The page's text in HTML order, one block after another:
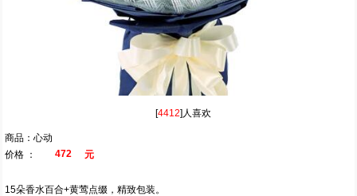
[4412]人喜欢
商品：心动
价格 ：
472 元
15朵香水百合+黄莺点缀，精致包装。